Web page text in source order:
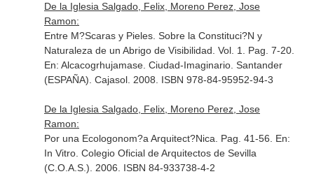
De la Iglesia Salgado, Felix, Moreno Perez, Jose
Ramon:
Entre M?Scaras y Pieles. Sobre la Constituci?N y
Naturaleza de un Abrigo de Visibilidad. Vol. 1. Pag. 7-20.
En: Alcacogrhujamase. Ciudad-Imaginario. Santander
(ESPAÑA). Cajasol. 2008. ISBN 978-84-95952-94-3
De la Iglesia Salgado, Felix, Moreno Perez, Jose
Ramon:
Por una Ecologonom?a Arquitect?Nica. Pag. 41-56. En:
In Vitro. Colegio Oficial de Arquitectos de Sevilla
(C.O.A.S.). 2006. ISBN 84-933738-4-2